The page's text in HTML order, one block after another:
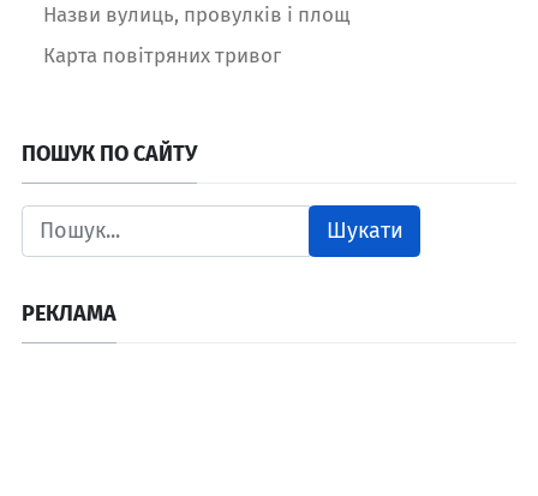
Назви вулиць, провулків і площ
Карта повітряних тривог
ПОШУК ПО САЙТУ
Шукати
РЕКЛАМА